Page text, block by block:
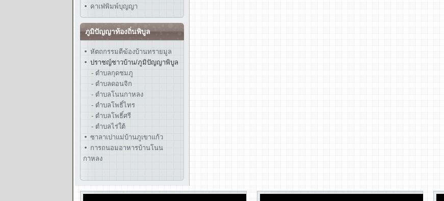
คาเฟ่พิมพ์บุญญา
ภูมิปัญญาท้องถิ่นพิบูล
หัตถกรรมตีฆ้องบ้านทรายมูล
ปราชญ์ชาวบ้าน/ภูมิปัญญาพิบูล
- ตำบลกุดชมภู
- ตำบลดอนจิก
- ตำบลโนนกาหลง
- ตำบลโพธิ์ไทร
- ตำบลโพธิ์ศรี
- ตำบลไร่ใต้
ซาลาเปาแม่บ้านภูเขาแก้ว
การถนอมอาหารบ้านโนน
กาหลง